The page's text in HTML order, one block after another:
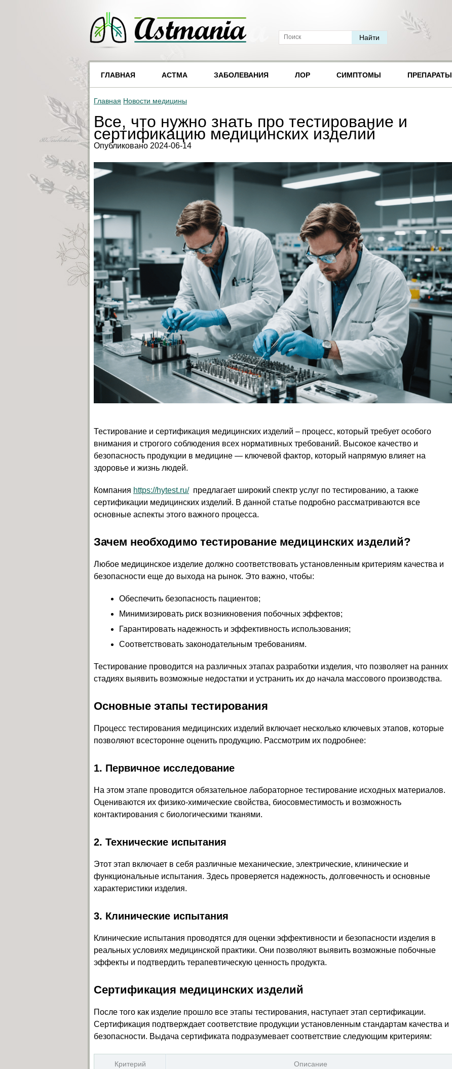
ГЛАВНАЯ АСТМА ЗАБОЛЕВАНИЯ ЛОР СИМПТОМЫ ПРЕПАРАТЫ
Главная Новости медицины
Все, что нужно знать про тестирование и
сертификацию медицинских изделий
Опубликовано 2024-06-14
Тестирование и сертификация медицинских изделий – процесс, который требует особого
внимания и строгого соблюдения всех нормативных требований. Высокое качество и
безопасность продукции в медицине — ключевой фактор, который напрямую влияет на
здоровье и жизнь людей.
Компания https://hytest.ru/предлагает широкий спектр услуг по тестированию, а также
сертификации медицинских изделий. В данной статье подробно рассматриваются все
основные аспекты этого важного процесса.
Зачем необходимо тестирование медицинских изделий?
Любое медицинское изделие должно соответствовать установленным критериям качества и
безопасности еще до выхода на рынок. Это важно, чтобы:
Обеспечить безопасность пациентов;
Минимизировать риск возникновения побочных эффектов;
Гарантировать надежность и эффективность использования;
Соответствовать законодательным требованиям.
Тестирование проводится на различных этапах разработки изделия, что позволяет на ранних
стадиях выявить возможные недостатки и устранить их до начала массового производства.
Основные этапы тестирования
Процесс тестирования медицинских изделий включает несколько ключевых этапов, которые
позволяют всесторонне оценить продукцию. Рассмотрим их подробнее:
1. Первичное исследование
На этом этапе проводится обязательное лабораторное тестирование исходных материалов.
Оцениваются их физико-химические свойства, биосовместимость и возможность
контактирования с биологическими тканями.
2. Технические испытания
Этот этап включает в себя различные механические, электрические, клинические и
функциональные испытания. Здесь проверяется надежность, долговечность и основные
характеристики изделия.
3. Клинические испытания
Клинические испытания проводятся для оценки эффективности и безопасности изделия в
реальных условиях медицинской практики. Они позволяют выявить возможные побочные
эффекты и подтвердить терапевтическую ценность продукта.
Сертификация медицинских изделий
После того как изделие прошло все этапы тестирования, наступает этап сертификации.
Сертификация подтверждает соответствие продукции установленным стандартам качества и
безопасности. Выдача сертификата подразумевает соответствие следующим критериям:
Критерий Описание